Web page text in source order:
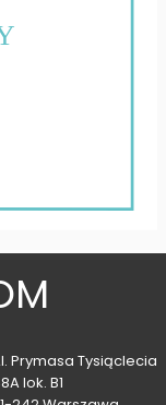
Prymasa Tysiąclecia
lok. B1